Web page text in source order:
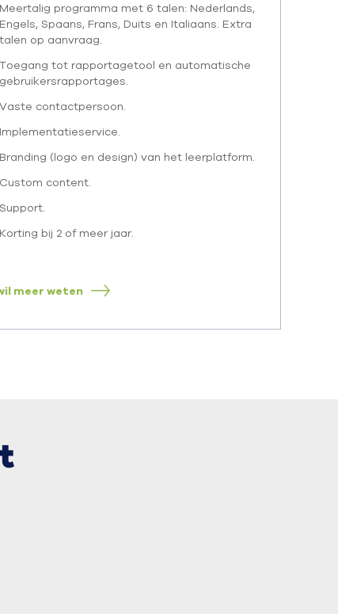
Meertalig programma met 6 talen: Nederlands,
Engels, Spaans, Frans, Duits en Italiaans. Extra
talen op aanvraag.
Toegang tot rapportagetool en automatische
gebruikersrapportages.
Vaste contactpersoon.
Implementatieservice.
Branding (logo en design) van het leerplatform.
Custom content.
Support.
Korting bij 2 of meer jaar.
meer weten